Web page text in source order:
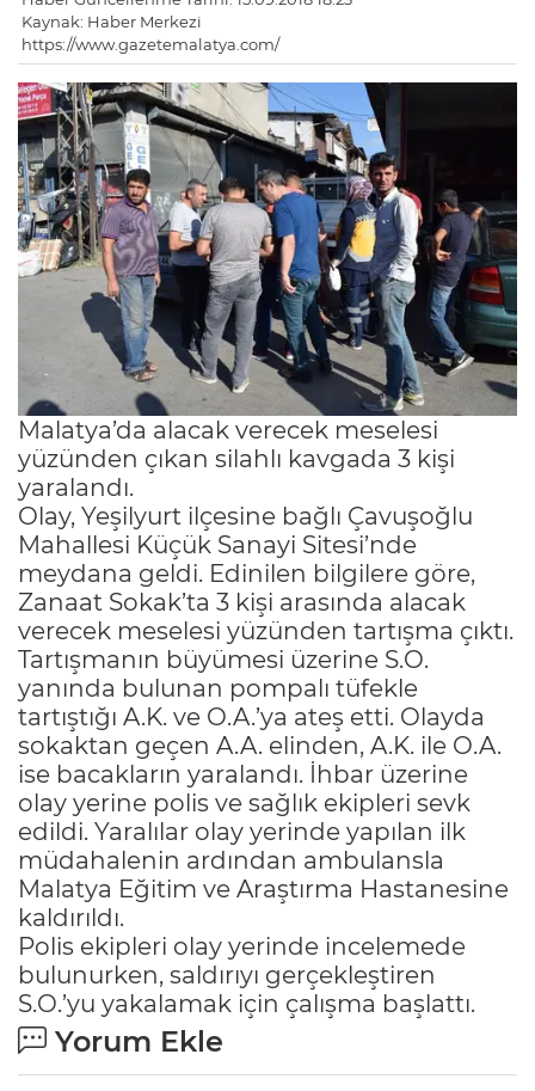
Kaynak: Haber Merkezi
https://www.gazetemalatya.com/
Malatya’da alacak verecek meselesi
yüzünden çıkan silahlı kavgada 3 kişi
yaralandı.
Olay, Yeşilyurt ilçesine bağlı Çavuşoğlu
Mahallesi Küçük Sanayi Sitesi’nde
meydana geldi. Edinilen bilgilere göre,
Zanaat Sokak’ta 3 kişi arasında alacak
verecek meselesi yüzünden tartışma çıktı.
Tartışmanın büyümesi üzerine S.O.
yanında bulunan pompalı tüfekle
tartıştığı A.K. ve O.A.’ya ateş etti. Olayda
sokaktan geçen A.A. elinden, A.K. ile O.A.
ise bacakların yaralandı. İhbar üzerine
olay yerine polis ve sağlık ekipleri sevk
edildi. Yaralılar olay yerinde yapılan ilk
müdahalenin ardından ambulansla
Malatya Eğitim ve Araştırma Hastanesine
kaldırıldı.
Polis ekipleri olay yerinde incelemede
bulunurken, saldırıyı gerçekleştiren
S.O.’yu yakalamak için çalışma başlattı.
Yorum Ekle